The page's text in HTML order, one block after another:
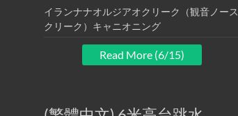
イランナナオルジアオクリーク（観音ノース
クリーク）キャニオニング
Read More (6/15)